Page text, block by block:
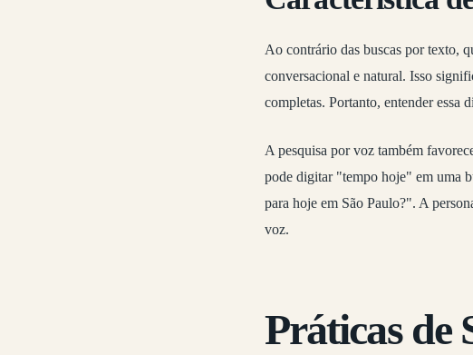
Ao contrário das buscas por texto,
conversacional e natural. Isso
completas. Portanto, entender essa
A pesquisa por voz também
pode digitar "tempo hoje" em uma
para hoje em São Paulo?". A
voz.
Práticas de